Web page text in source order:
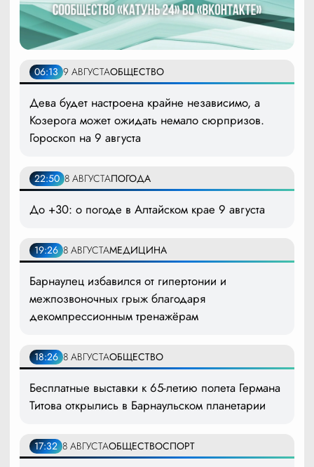
06:13 9 АВГУСТАОБЩЕСТВО
Дева будет настроена крайне независимо, а
Козерога может ожидать немало сюрпризов.
Гороскоп на 9 августа
22:50 8 АВГУСТАПОГОДА
До +30: о погоде в Алтайском крае 9 августа
19:26 8 АВГУСТАМЕДИЦИНА
Барнаулец избавился от гипертонии и
межпозвоночных грыж благодаря
декомпрессионным тренажёрам
18:26 8 АВГУСТАОБЩЕСТВО
Бесплатные выставки к 65-летию полета Германа
Титова открылись в Барнаульском планетарии
17:32 8 АВГУСТАОБЩЕСТВОСПОРТ